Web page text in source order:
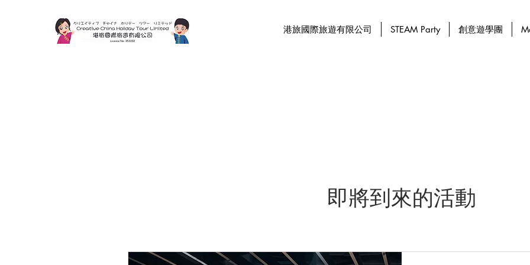
港旅國際旅遊有限公司 STEAM Party 創意遊學團
即將到來的活動